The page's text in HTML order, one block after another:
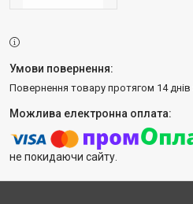
повернення товару протягом 14 днів
не покидаючи сайту.